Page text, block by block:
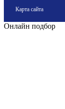
Карта сайта
Онлайн подбор